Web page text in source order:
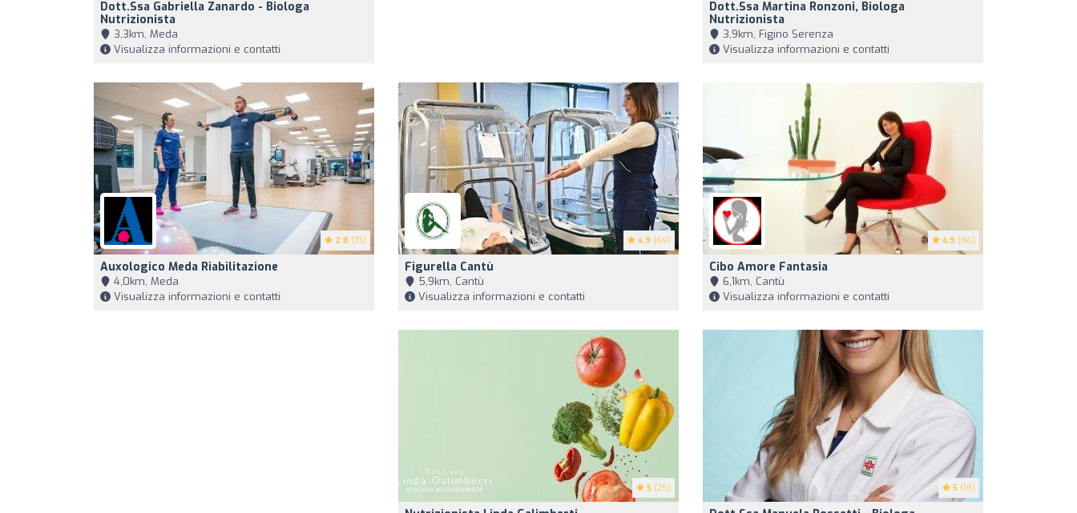
Dott.ssa Gabriella Zanardo - Biologa
Nutrizionista
3,3km, Meda
Visualizza informazioni e contatti
Dott.ssa Martina Ronzoni, Biologa
Nutrizionista
3,9km, Figino Serenza
Visualizza informazioni e contatti
2.8 (73)
Auxologico Meda Riabilitazione
4,0km, Meda
Visualizza informazioni e contatti
4.9 (69)
Figurella Cantù
5,9km, Cantù
Visualizza informazioni e contatti
4.9 (86)
Cibo Amore Fantasia
6,1km, Cantù
Visualizza informazioni e contatti
5 (25) 5 (19)